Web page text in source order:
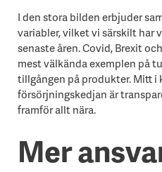
I den stora bilden erbjuder
variabler, vilket vi särskilt har
senaste åren. Covid, Brexit
mest välkända exemplen på
tillgången på produkter. Mitt i
försörjningskedjan är
framför allt nära.
Mer